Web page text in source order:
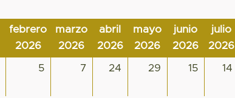
febrero
2026
marzo
2026
abril
2026
mayo
2026
junio
2026
julio
2026
5 7 24 29 15 14